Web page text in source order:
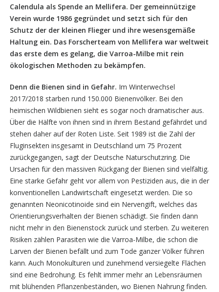
Calendula als Spende an Mellifera. Der gemeinnützige
Verein wurde 1986 gegründet und setzt sich für den
Schutz der der kleinen Flieger und ihre wesensgemäße
Haltung ein. Das Forscherteam von Mellifera war weltweit
das erste dem es gelang, die Varroa-Milbe mit rein
ökologischen Methoden zu bekämpfen.
Denn die Bienen sind in Gefahr. Im Winterwechsel
2017/2018 starben rund 150.000 Bienenvölker. Bei den
heimischen Wildbienen sieht es sogar noch dramatischer aus.
Über die Hälfte von ihnen sind in ihrem Bestand gefährdet und
stehen daher auf der Roten Liste. Seit 1989 ist die Zahl der
Fluginsekten insgesamt in Deutschland um 75 Prozent
zurückgegangen, sagt der Deutsche Naturschutzring. Die
Ursachen für den massiven Rückgang der Bienen sind vielfältig.
Eine starke Gefahr geht vor allem von Pestiziden aus, die in der
konventionellen Landwirtschaft eingesetzt werden. Die so
genannten Neonicotinoide sind ein Nervengift, welches das
Orientierungsverhalten der Bienen schädigt. Sie finden dann
nicht mehr in den Bienenstock zurück und sterben. Zu weiteren
Risiken zählen Parasiten wie die Varroa-Milbe, die schon die
Larven der Bienen befällt und zum Tode ganzer Völker führen
kann. Auch Monokulturen und zunehmend versiegelte Flächen
sind eine Bedrohung. Es fehlt immer mehr an Lebensräumen
mit blühenden Pflanzen­beständen, wo Bienen Nahrung finden.